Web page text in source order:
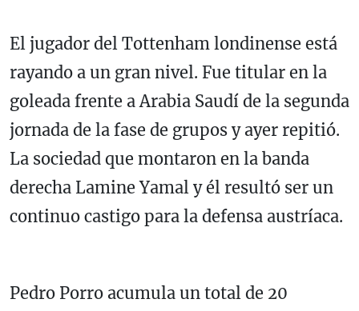
El jugador del Tottenham londinense está
rayando a un gran nivel. Fue titular en la
goleada frente a Arabia Saudí de la segunda
jornada de la fase de grupos y ayer repitió.
La sociedad que montaron en la banda
derecha Lamine Yamal y él resultó ser un
continuo castigo para la defensa austríaca.
Pedro Porro acumula un total de 20